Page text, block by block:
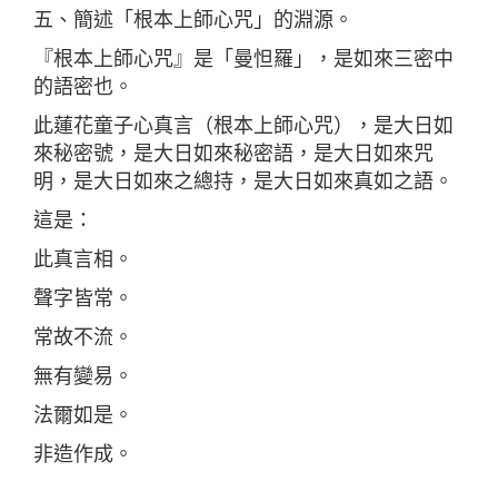
五、簡述「根本上師心咒」的淵源。
『根本上師心咒』是「曼怛羅」，是如來三密中
的語密也。
此蓮花童子心真言（根本上師心咒），是大日如
來秘密號，是大日如來秘密語，是大日如來咒
明，是大日如來之總持，是大日如來真如之語。
這是：
此真言相。
聲字皆常。
常故不流。
無有變易。
法爾如是。
非造作成。